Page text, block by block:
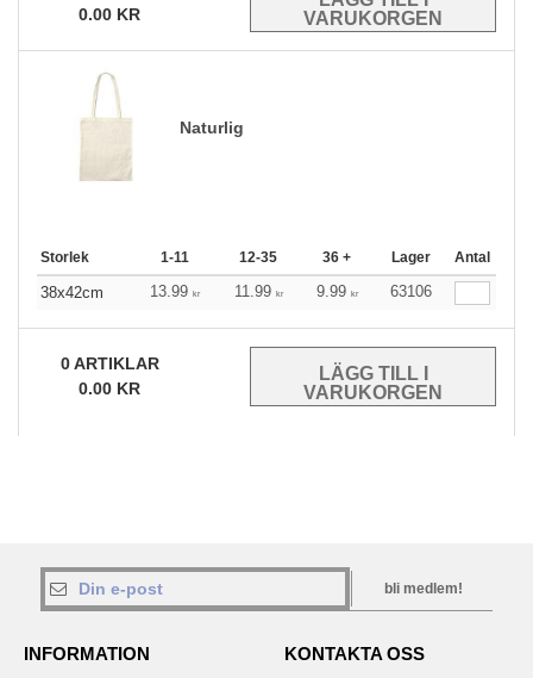
0.00 KR
Naturlig
Storlek 1-11 12-35 36 + Lager Antal
38x42cm 13.99 kr 11.99 kr 9.99 kr 63106
0ARTIKLAR
0.00 KR
bli medlem!
INFORMATION KONTAKTA OSS